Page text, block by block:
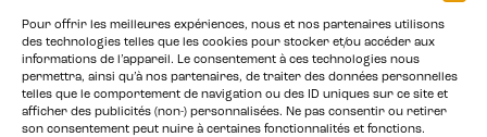
Pour offrir les meilleures expériences, nous et nos partenaires utilisons
des technologies telles que les cookies pour stocker et/ou accéder aux
informations de l’appareil. Le consentement à ces technologies nous
permettra, ainsi qu’à nos partenaires, de traiter des données personnelles
telles que le comportement de navigation ou des ID uniques sur ce site et
afficher des publicités (non-) personnalisées. Ne pas consentir ou retirer
son consentement peut nuire à certaines fonctionnalités et fonctions.
d’ailleurs assez proche de celui de Phil Oakey (The
Human League). Avec déjà autant d’audace et
d’assurance, Petite Noir deviendra grand !
Noemie Lecoq – LES INROCKS